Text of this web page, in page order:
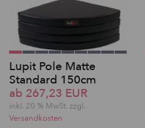
Lupit Pole Matte
Standard 150cm
ab 267,23 EUR
inkl. 20 % MwSt. zzgl.
Versandkosten